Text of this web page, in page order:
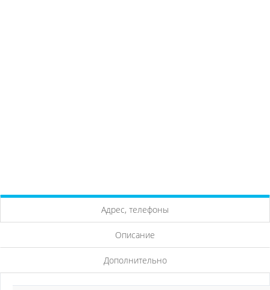
Адрес, телефоны
Описание
Дополнительно